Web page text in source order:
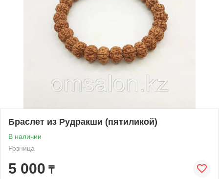
Браслет из Рудракши (пятиликой)
В наличии
Розница
5 000 ₸